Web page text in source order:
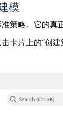
模
策略。它的真
卡片上的“创